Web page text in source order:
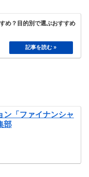
め？目的別で選ぶおすすめ
ン「ファイナンシャ
部